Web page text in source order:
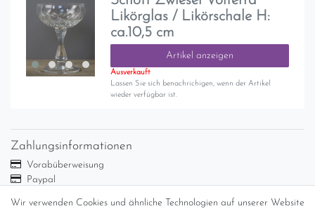
Likörglas / Likörschale H:
ca.10,5 cm
Artikel anzeigen
Ausverkauft
Lassen Sie sich benachrichigen, wenn der Artikel
wieder verfügbar ist.
Wir verwenden Cookies und ähnliche Technologien auf unserer Website
Zahlungsinformationen
Vorabüberweisung
Paypal